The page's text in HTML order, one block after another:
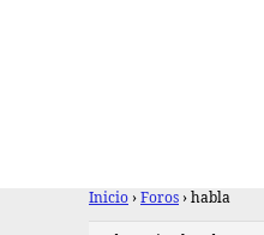
Inicio › Foros › habla